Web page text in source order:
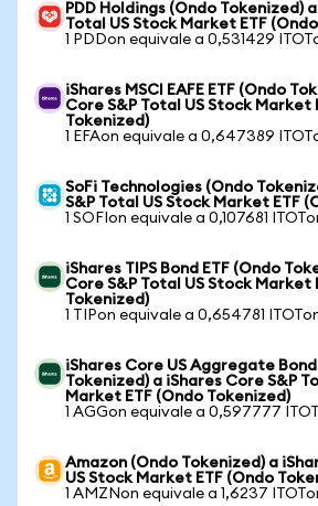
PDD Holdings (Ondo Tokenized)
Total US Stock Market ETF
1 PDDon equivale a 0,531429
iShares MSCI EAFE ETF (Ondo
Core S&P Total US Stock Market
Tokenized)
1 EFAon equivale a 0,647389
SoFi Technologies (Ondo
S&P Total US Stock Market ETF
1 SOFIon equivale a 0,107681
iShares TIPS Bond ETF (Ondo
Core S&P Total US Stock Market
Tokenized)
1 TIPon equivale a 0,654781
iShares Core US Aggregate Bond
Tokenized) a iShares Core S&P
Market ETF (Ondo Tokenized)
1 AGGon equivale a 0,597777
Amazon (Ondo Tokenized) a
US Stock Market ETF (Ondo
1 AMZNon equivale a 1,6237